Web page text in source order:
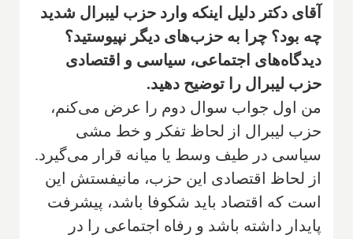
آقای دکتر دلیل اینکه وارد حزب لیبرال شدید
چه بود؟ چرا به حزب‌های دیگر نپیوستید؟
دیدگاه‌های اجتماعی، سیاسی و اقتصادی
حزب لیبرال را توضیح دهید.
من اول جواب سوال دوم را عرض می‌کنم،
حزب لیبرال از لحاظ تفکر و خط مشی
سیاسی در طیف وسط یا میانه قرار می‌گیرد.
از لحاظ اقتصادی این حزب، مانیفستش این
است که اقتصاد باید شکوفا باشد، پیشرفت
پایدار داشته باشد و رفاه اجتماعی را در